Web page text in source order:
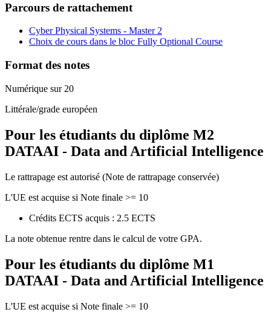
Parcours de rattachement
Cyber Physical Systems - Master 2
Choix de cours dans le bloc Fully Optional Course
Format des notes
Numérique sur 20
Littérale/grade européen
Pour les étudiants du diplôme M2
DATAAI - Data and Artificial Intelligence
Le rattrapage est autorisé (Note de rattrapage conservée)
L'UE est acquise si Note finale >= 10
Crédits ECTS acquis : 2.5 ECTS
La note obtenue rentre dans le calcul de votre GPA.
Pour les étudiants du diplôme M1
DATAAI - Data and Artificial Intelligence
L'UE est acquise si Note finale >= 10